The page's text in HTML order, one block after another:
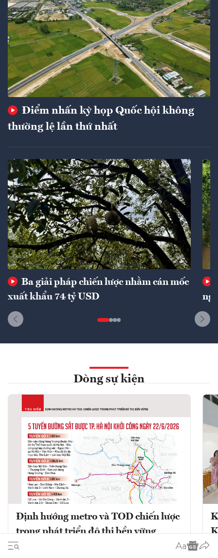
Điểm nhấn kỳ họp Quốc hội không
thường lệ lần thứ nhất
Ba giải pháp chiến lược nhằm cán mốc
xuất khẩu 74 tỷ USD
Dòng sự kiện
Định hướng metro và TOD chiến lược
trong phát triển đô thị bền vững
Phát triển đô thị theo định hướng giao